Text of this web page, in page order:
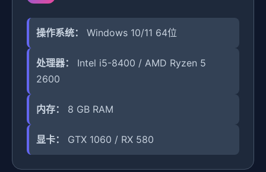
操作系统： Windows 10/11 64位
处理器：
Intel i5-8400 / AMD Ryzen 5
2600
内存： 8 GB RAM
显卡： GTX 1060 / RX 580